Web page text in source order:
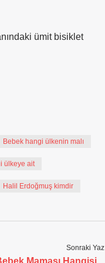
ümit bisiklet
Bebek hangi ülkenin malı
ülkeye ait
Halil Erdoğmuş kimdir
Sonraki
Maması Hangisi